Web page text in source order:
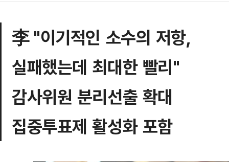
李 "이기적인 소수의 저항,
실패했는데 최대한 빨리"
감사위원 분리선출 확대
집중투표제 활성화 포함